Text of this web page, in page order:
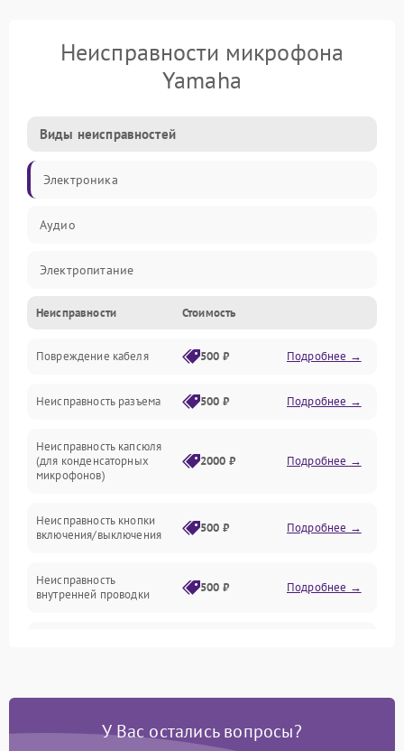
Неисправности микрофона
Yamaha
Виды неисправностей
Электроника
Аудио
Электропитание
Интерфейсы
Капсюль
Механические повреждения
Аксессуары
Неисправности Стоимость
Повреждение кабеля 500 ₽ Подробнее →
Неисправность разъема 500 ₽ Подробнее →
Неисправность капсюля
(для конденсаторных
микрофонов)
2000 ₽ Подробнее →
Неисправность кнопки
включения/выключения
500 ₽ Подробнее →
Неисправность
внутренней проводки
500 ₽ Подробнее →
Поломка батарейного
микрофонов)У Вас остались вопросы?